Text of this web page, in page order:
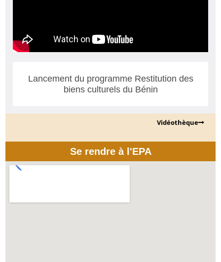
Lancement du programme Restitution des
biens culturels du Bénin
Vidéothèque
Se rendre à l'EPA